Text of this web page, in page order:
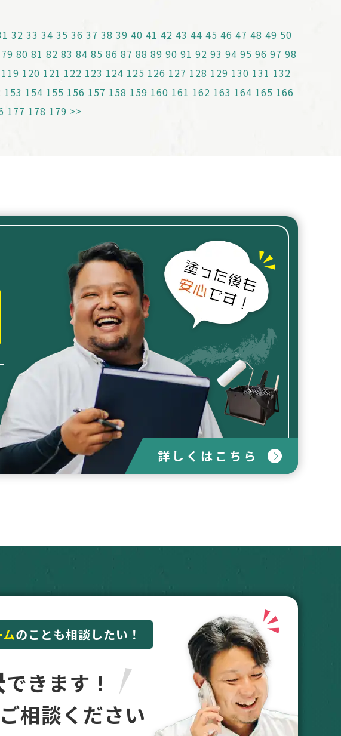
32 33 34 35 36 37 38 39 40 41 42 43 44 45 46 47 48 49 50
79 80 81 82 83 84 85 86 87 88 89 90 91 92 93 94 95 96 97 98
119 120 121 122 123 124 125 126 127 128 129 130 131 132
153 154 155 156 157 158 159 160 161 162 163 164 165 166
177 178 179 >>
詳しくはこちら
のことも相談したい！
できます！
ご相談ください